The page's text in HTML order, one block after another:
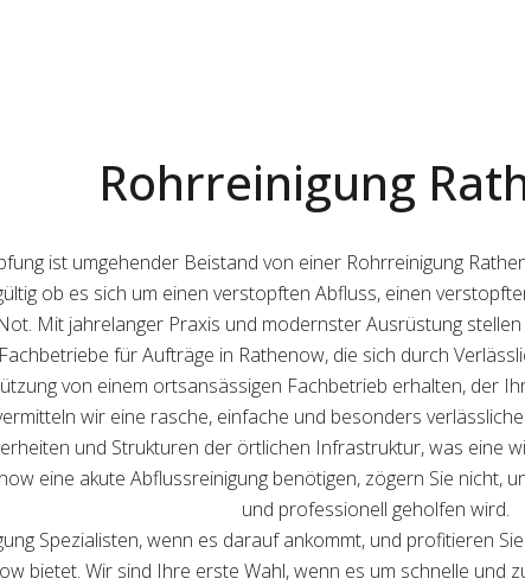
Rohrreinigung
ist umgehender Beistand von einer Rohrreinigung
ob es sich um einen verstopften Abfluss, einen
Mit jahrelanger Praxis und modernster Ausrüstung
für Aufträge in Rathenow, die sich durch
von einem ortsansässigen Fachbetrieb erhalten, der
wir eine rasche, einfache und besonders
und Strukturen der örtlichen Infrastruktur, was eine
eine akute Abflussreinigung benötigen, zögern Sie nicht,
und professionell geholfen wird.
Spezialisten, wenn es darauf ankommt, und profitieren
bietet. Wir sind Ihre erste Wahl, wenn es um schnelle und